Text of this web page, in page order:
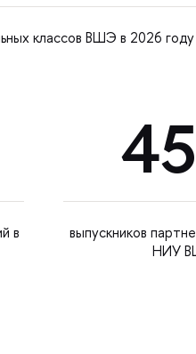
классов ВШЭ в 2026 году
в
выпускников
НИУ